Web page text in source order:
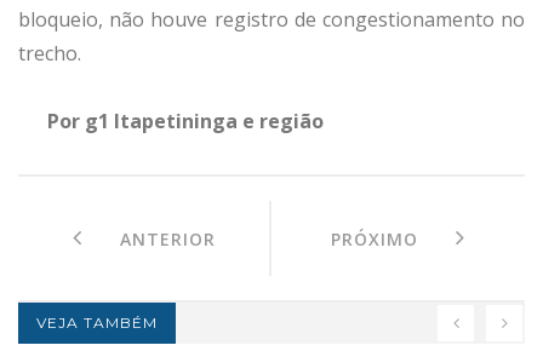
bloqueio, não houve registro de congestionamento no
trecho.
Por g1 Itapetininga e região
ANTERIOR PRÓXIMO
VEJA TAMBÉM